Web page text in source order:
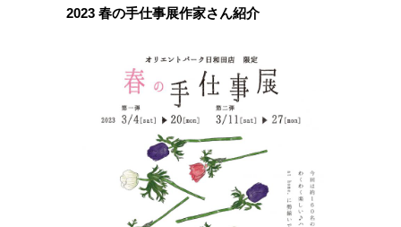
2023 春の手仕事展作家さん紹介